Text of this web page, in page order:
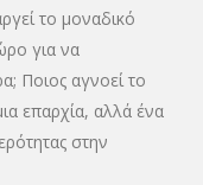
το μοναδικό
για να
Ποιος αγνοεί το
επαρχία, αλλά ένα
στην